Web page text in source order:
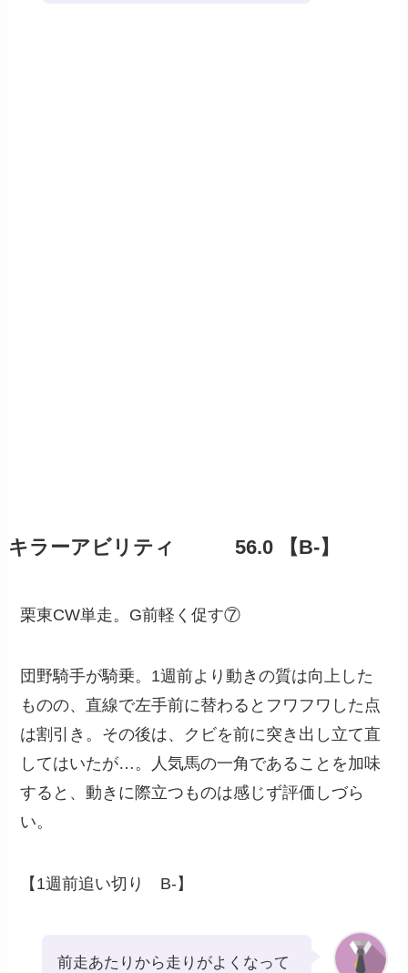
キラーアビリティ 56.0 【B-】
栗東CW単走。G前軽く促す⑦
団野騎手が騎乗。1週前より動きの質は向上した
ものの、直線で左手前に替わるとフワフワした点
は割引き。その後は、クビを前に突き出し立て直
してはいたが…。人気馬の一角であることを加味
すると、動きに際立つものは感じず評価しづら
い。
【1週前追い切り B-】
前走あたりから走りがよくなって